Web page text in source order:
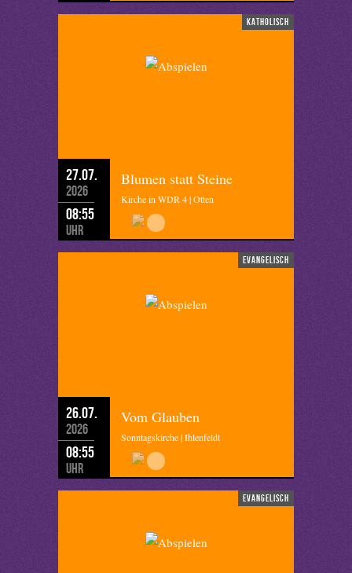
katholisch
27.07.
2026
08:55
Uhr
Blumen statt Steine
Kirche in WDR 4 | Otten
evangelisch
26.07.
2026
08:55
Uhr
Vom Glauben
Sonntagskirche | Ihlenfeldt
evangelisch